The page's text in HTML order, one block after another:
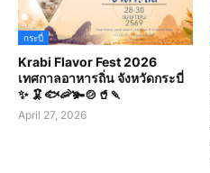
กระบี่
Krabi Flavor Fest 2026
เทศกาลอาหารถิ่น จังหวัดกระบี่
✨ 🦑🐟🦐🫚🍲🥤🍡
April 27, 2026